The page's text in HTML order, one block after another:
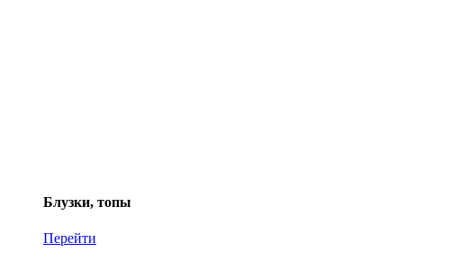
Блузки, топы
Перейти